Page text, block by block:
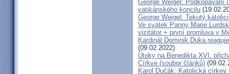
George Weigel: Podkopávání
vatikánského koncilu
George Weigel: Tekutý
Ve svátek Panny Marie
vizitátor + první promluva v
Kardinál Dominik Duka
(09.02.2022)
Útoky na Benedikta XVI.
Církve (soubor článků)
Karol Dučák: Katolická církev